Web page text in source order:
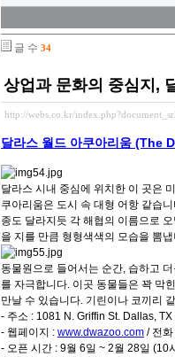
글 수 34
상업과 문화의 중심지,
http://webs.co.kr/
달라스 월드 아쿠아리움 (The
달라스 시내 중심에 위치한 이 곳은
쿠아리움은 도시 속 대형 어항 같습
종도 달라지듯 각 해협의 이름으로
을 지를 만큼 형형색색의 모습을 뽐
동물원으로 들어서는 순간, 습하고
를 자극합니다. 이곳 동물들은 꽉 막
만날 수 있습니다. 기린이나 코끼리
- 주소 : 1081 N. Griffin St. Dallas,
- 웹페이지 : www.dwazoo.com / 전
- 오픈 시간 : 9월 6일 ~ 2월 28일 (10